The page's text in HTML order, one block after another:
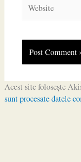
Acest site folosește
sunt procesate datele